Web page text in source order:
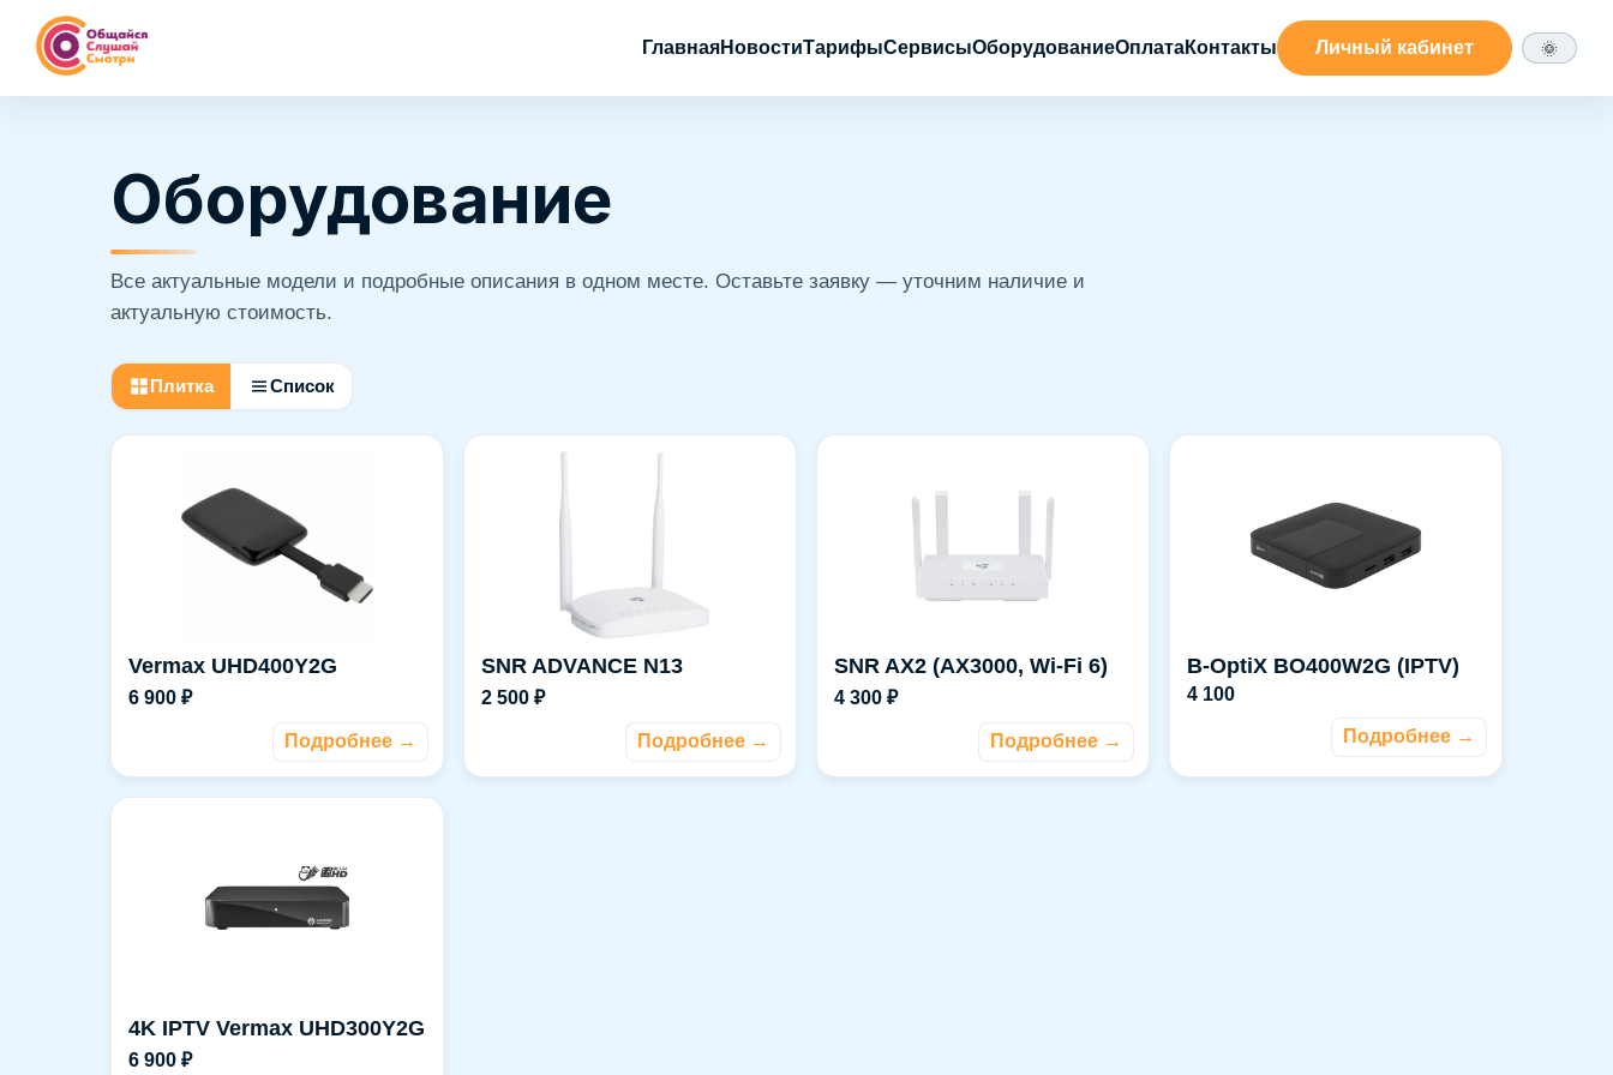
ГлавнаяНовостиТарифыСервисыОборудованиеОплатаКонтакты Личный кабинет 🌞
Оборудование
Все актуальные модели и подробные описания в одном месте. Оставьте заявку — уточним наличие и
актуальную стоимость.
Плитка Список
Vermax UHD400Y2G
6 900 ₽
Подробнее →
SNR ADVANCE N13
2 500 ₽
Подробнее →
SNR AX2 (AX3000, Wi‑Fi 6)
4 300 ₽
Подробнее →
B‑OptiX BO400W2G (IPTV)
4 100
Подробнее →
4K IPTV Vermax UHD300Y2G
6 900 ₽